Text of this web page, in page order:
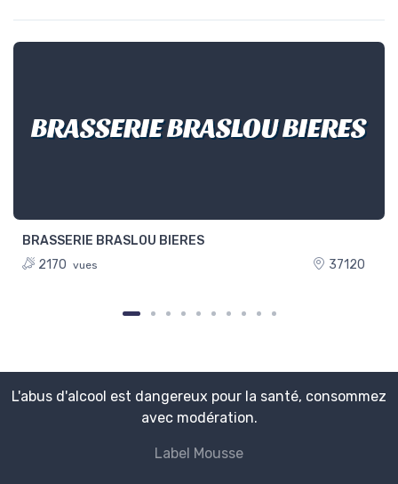
BRASSERIE BRASLOU BIERES
BRASSERIE BRASLOU BIERES
2170 vues 37120
L'abus d'alcool est dangereux pour la santé, consommez
avec modération.
Label Mousse